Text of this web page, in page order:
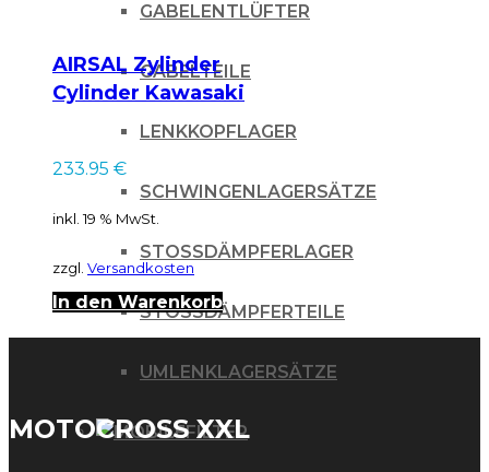
GABELENTLÜFTER
GABELTEILE
LENKKOPFLAGER
SCHWINGENLAGERSÄTZE
STOSSDÄMPFERLAGER
STOSSDÄMPFERTEILE
UMLENKLAGERSÄTZE
FILTER
AIRSAL Zylinder
Cylinder Kawasaki
KX 250F 2011-2020
233.95 €
inkl. 19 % MwSt.
zzgl. Versandkosten
In den Warenkorb
MOTOCROSS XXL